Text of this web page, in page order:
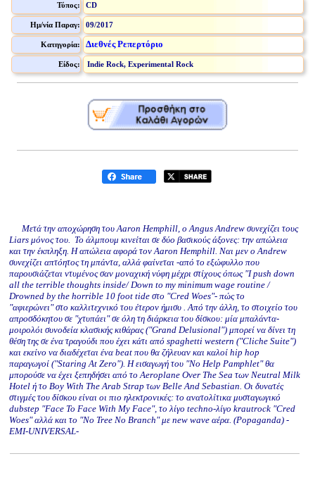
Τύπος: CD
Ημ/νία Παραγ: 09/2017
Κατηγορία: Διεθνές Ρεπερτόριο
Είδος: Indie Rock, Experimental Rock
Μετά την αποχώρηση του Aaron Hemphill, ο Angus Andrew συνεχίζει τους
Liars μόνος του. Το άλμπουμ κινείται σε δύο βασικούς άξονες: την απώλεια
και την έκπληξη. Η απώλεια αφορά τον Aaron Hemphill. Ναι μεν ο Andrew
συνεχίζει απτόητος τη μπάντα, αλλά φαίνεται -από το εξώφυλλο που
παρουσιάζεται ντυμένος σαν μοναχική νύφη μέχρι στίχους όπως "I push down
all the terrible thoughts inside/ Down to my minimum wage routine /
Drowned by the horrible 10 foot tide στο "Cred Woes"- πώς το
"αφιερώνει" στο καλλιτεχνικό του έτερον ήμισυ . Από την άλλη, το στοιχείο του
απροσδόκητου σε "χτυπάει" σε όλη τη διάρκεια του δίσκου: μία μπαλάντα-
μοιρολόι συνοδεία κλασικής κιθάρας ("Grand Delusional") μπορεί να δίνει τη
θέση της σε ένα τραγούδι που έχει κάτι από spaghetti western ("Cliche Suite")
και εκείνο να διαδέχεται ένα beat που θα ζήλευαν και καλοί hip hop
παραγωγοί ("Staring At Zero"). Η εισαγωγή του "No Help Pamphlet" θα
μπορούσε να έχει ξεπηδήσει από το Aeroplane Over The Sea των Neutral Milk
Hotel ή το Boy With The Arab Strap των Belle And Sebastian. Οι δυνατές
στιγμές του δίσκου είναι οι πιο ηλεκτρονικές: το ανατολίτικα μυσταγωγικό
dubstep "Face To Face With My Face", το λίγο techno-λίγο krautrock "Cred
Woes" αλλά και τo "No Tree No Branch" με new wave αέρα. (Popaganda) -
EMI-UNIVERSAL-